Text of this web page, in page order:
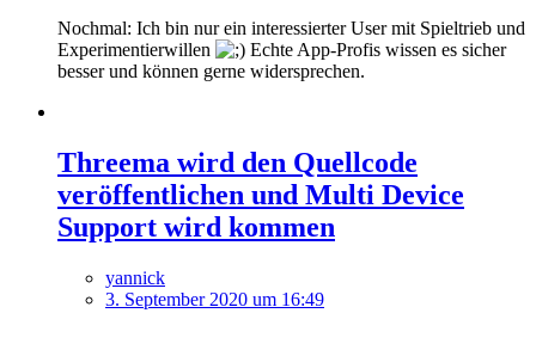
Nochmal: Ich bin nur ein interessierter User mit Spieltrieb und
Experimentierwillen
Echte App-Profis wissen es sicher
besser und können gerne widersprechen.
Threema wird den Quellcode
veröffentlichen und Multi Device
Support wird kommen
yannick
3. September 2020 um 16:49